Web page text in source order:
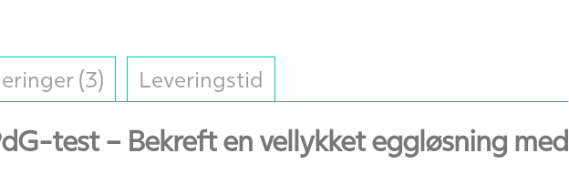
(3) Leveringstid
test – Bekreft en vellykket eggløsning med